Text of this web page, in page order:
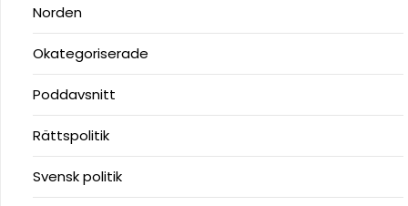
Norden
Okategoriserade
Poddavsnitt
Rättspolitik
Svensk politik